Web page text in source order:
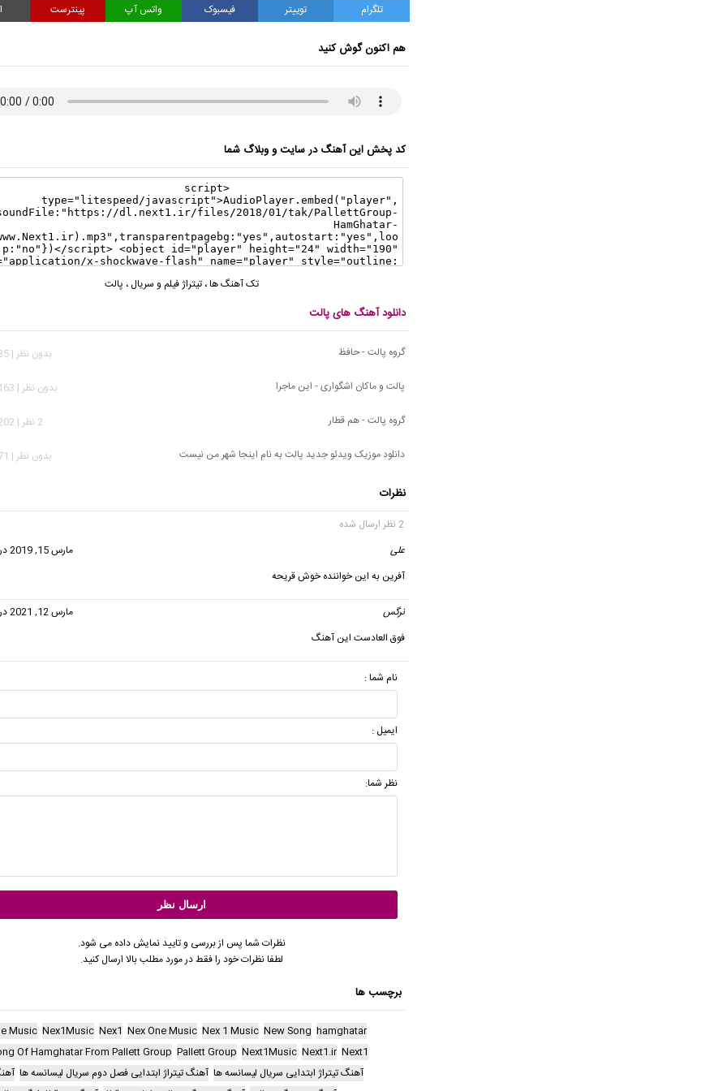
تلگرام توییتر فیسبوک واتس آپ پینترست
هم اکنون گوش کنید
کد پخش این آهنگ در سایت و وبلاگ شما
تک آهنگ ها، تیتراژ فیلم و سریال ، پالت
دانلود آهنگ های پالت
گروه پالت - حافظ
بدون نظر | 8,035 بازدید
پالت و ماکان اشگواری - این ماجرا
بدون نظر | 10,163 بازدید
گروه پالت - هم قطار
2 نظر | 10,202 بازدید
دانلود موزیک ویدئو جدید پالت به نام اینجا شهر من نیست
بدون نظر | 2,071 بازدید
نظرات
2 نظر ارسال شده
علی
مارس 15, 2019 در 4:19 ق.ظ
آفرین به این خواننده خوش قریحه
نرگس
مارس 12, 2021 در 3:49 ق.ظ
فوق العادست این آهنگ
نام شما :
ایمیل :
نظر شما:
نظرات شما پس از بررسی و تایید نمایش داده می شود.
لطفا نظرات خود را فقط در مورد مطلب بالا ارسال کنید.
برچسب ها
hamghatar
New Song
Nex 1 Music
Nex One Music
Nex1
Nex1Music
Music
Next1
Next1.ir
Next1Music
Pallett Group
Of Hamghatar From Pallett Group
آهنگ تیتراژ ابتدایی سریال لیسانسه ها آهنگ تیتراژ ابتدایی فصل دوم سریال لیسانسه ها